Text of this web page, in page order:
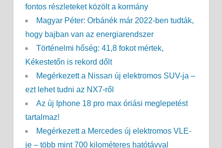
fontos részleteket közölt a kormány
Magyar Péter: Orbánék már 2022-ben tudták,
hogy bajban van az energiarendszer
Történelmi hőség: 41,8 fokot mértek,
Kékestetőn is rekord dőlt
Megérkezett a Nissan új elektromos SUV-ja –
ezt lehet tudni az NX7-ről
Az új Iphone 18 pro max óriási meglepetést
tartalmaz!
Megérkezett a Mercedes új elektromos VLE-
je – több mint 700 kilométeres hatótávval